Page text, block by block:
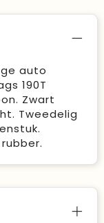
auto
190T
Zwart
Tweedelig